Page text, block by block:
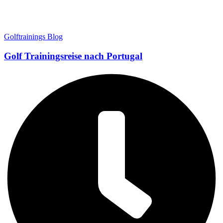
Golftrainings Blog
Golf Trainingsreise nach Portugal